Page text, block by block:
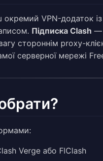
VPN-додаток
Підписка Clash —
стороннім proxy-
серверної мережі
Verge або FlClash